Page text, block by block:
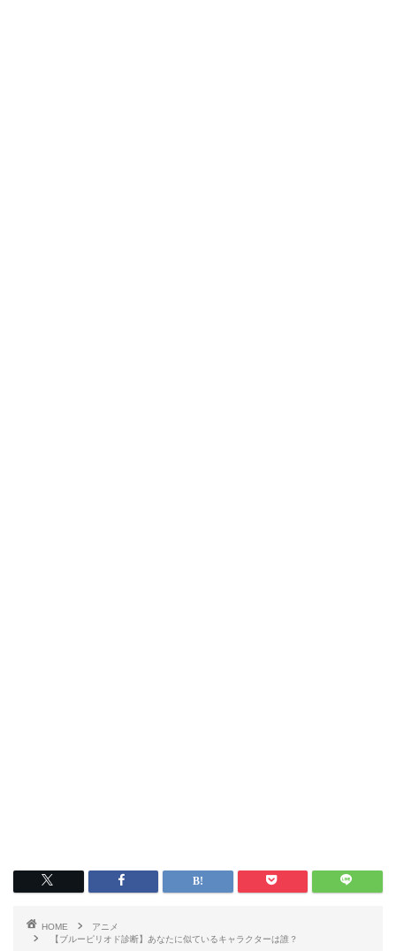
HOME
アニメ
【ブルーピリオド診断】あなたに似ているキャラクターは誰？